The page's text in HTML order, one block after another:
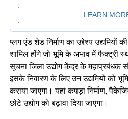
प्लग एंड शेड निर्माण का उद्देश्य उद्यमियों
शामिल होंगे जो भूमि के अभाव में फैक्ट्री
सूचना जिला उद्योग केंद्र के महाप्रबंधक
इसके निवारण के लिए उन उद्यमियों को
कराया जाएगा। यहां कपड़ा निर्माण,
छोटे उद्योग को बढ़ावा दिया जाएगा।